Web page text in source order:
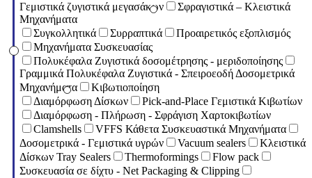
Γεμιστικά ζυγιστικά μεγασάκων
Σφραγιστικά – Κλειστικά
Μηχανήματα
Συγκολλητικά
Συρραπτικά
Προαιρετικός εξοπλισμός
Μηχανήματα Συσκευασίας
Πολυκέφαλα Ζυγιστικά δοσομέτρησης - μεριδοποίησης
Γραμμικά Πολυκέφαλα Ζυγιστικά - Σπειροεοδή Δοσομετρικά
Μηχανήματα
Κιβωτιοποίηση
Διαμόρφωση Δίσκων
Pick-and-Place Γεμιστικά Κιβωτίων
Διαμόρφωση - Πλήρωση - Σφράγιση Χαρτοκιβωτίων
Clamshells
VFFS Κάθετα Συσκευαστικά Μηχανήματα
Δοσομετρικά - Γεμιστικά υγρών
Vacuum sealers
Κλειστικά
Δίσκων Tray Sealers
Thermoformings
Flow pack
Συσκευασία σε δίχτυ - Net Packaging & Clipping